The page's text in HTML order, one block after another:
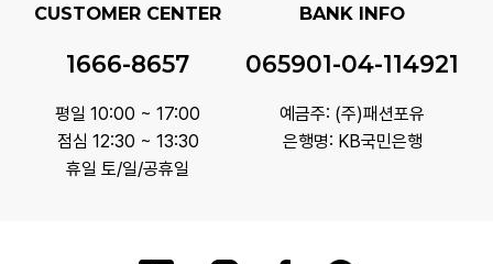
CUSTOMER CENTER
1666-8657
평일 10:00 ~ 17:00
점심 12:30 ~ 13:30
휴일 토/일/공휴일
BANK INFO
065901-04-114921
예금주: (주)패션포유
은행명: KB국민은행